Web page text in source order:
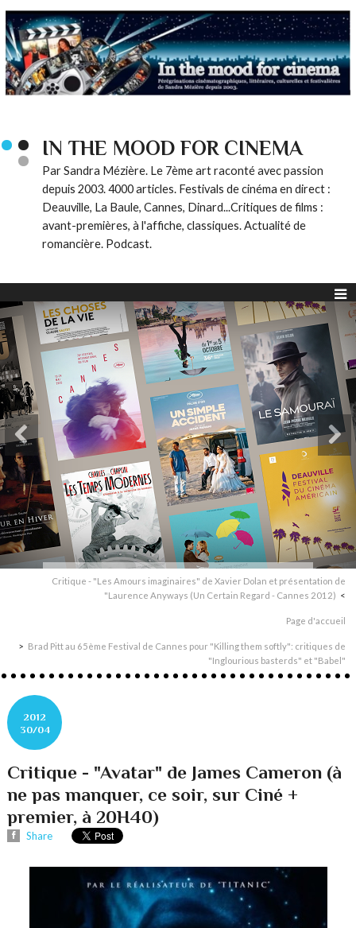
IN THE MOOD FOR CINEMA
Par Sandra Mézière. Le 7ème art raconté avec passion
depuis 2003. 4000 articles. Festivals de cinéma en direct :
Deauville, La Baule, Cannes, Dinard...Critiques de films :
avant-premières, à l'affiche, classiques. Actualité de
romancière. Podcast.
Critique - "Les Amours imaginaires" de Xavier Dolan et présentation de
"Laurence Anyways (Un Certain Regard - Cannes 2012)
Page d'accueil
Brad Pitt au 65ème Festival de Cannes pour "Killing them softly": critiques de
"Inglourious basterds" et "Babel"
2012
30/04
Critique - "Avatar" de James Cameron (à
ne pas manquer, ce soir, sur Ciné +
premier, à 20H40)
Share